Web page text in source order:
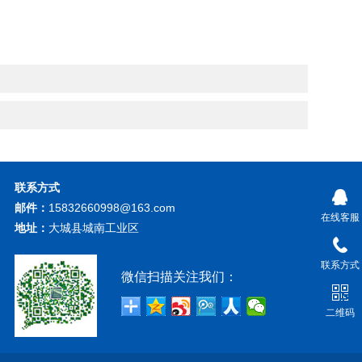
联系方式
邮件： 15832660998@163.com
地址： 大城县城南工业区
微信扫描关注我们：
在线客服
联系方式
二维码